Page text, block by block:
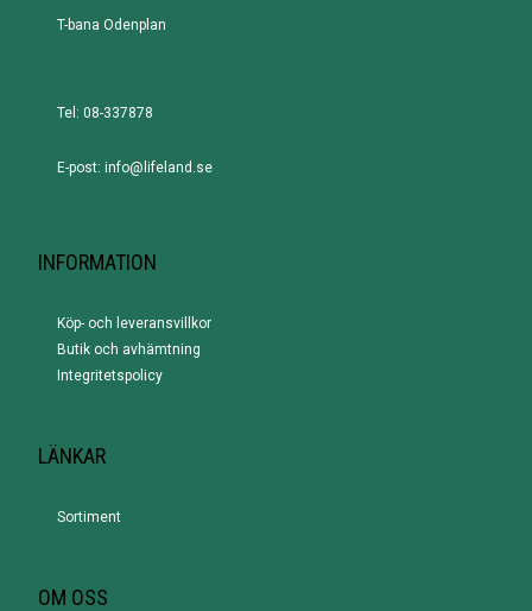
T-bana Odenplan
Tel: 08-337878
E-post: info@lifeland.se
INFORMATION
Köp- och leveransvillkor
Butik och avhämtning
Integritetspolicy
LÄNKAR
Sortiment
OM OSS